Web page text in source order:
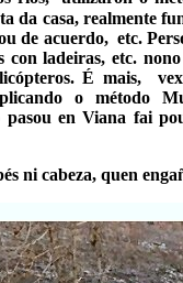
da casa, realmente
de acuerdo, etc.
con ladeiras, etc.
É mais,
o método
pasou en Viana fai
ni cabeza, quen